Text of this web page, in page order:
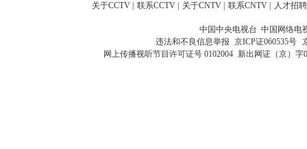
关于CCTV 联系CCTV 关于CNTV 联系CNTV 人才招聘
中国中央电视台 中国网络电
违法和不良信息举报 京ICP证060535号
网上传播视听节目许可证号 0102004 新出网证（京）